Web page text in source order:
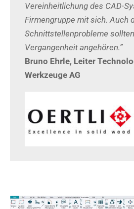
Vereinheitlichung des CAD-
Firmengruppe mit sich. Auch
Schnittstellenprobleme
Vergangenheit angehören.”
Bruno Ehrle, Leiter
Werkzeuge AG